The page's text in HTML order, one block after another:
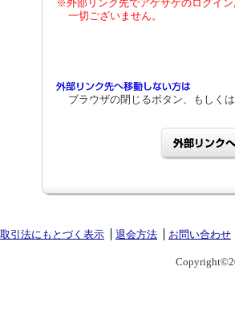
※外部リンク先でアゲサゲのログイ
一切ございません。
ブラウザの閉じるボタン、もしく
引法にもとづく表示 退会方法 お問い合わせ